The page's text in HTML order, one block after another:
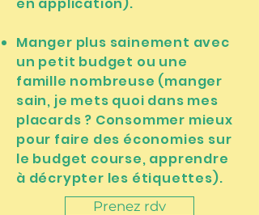
Manger plus sainement avec
un petit budget ou une
famille nombreuse (manger
sain, je mets quoi dans mes
placards ? Consommer mieux
pour faire des économies sur
le budget course, apprendre
à décrypter les étiquettes).
Prenez rdv